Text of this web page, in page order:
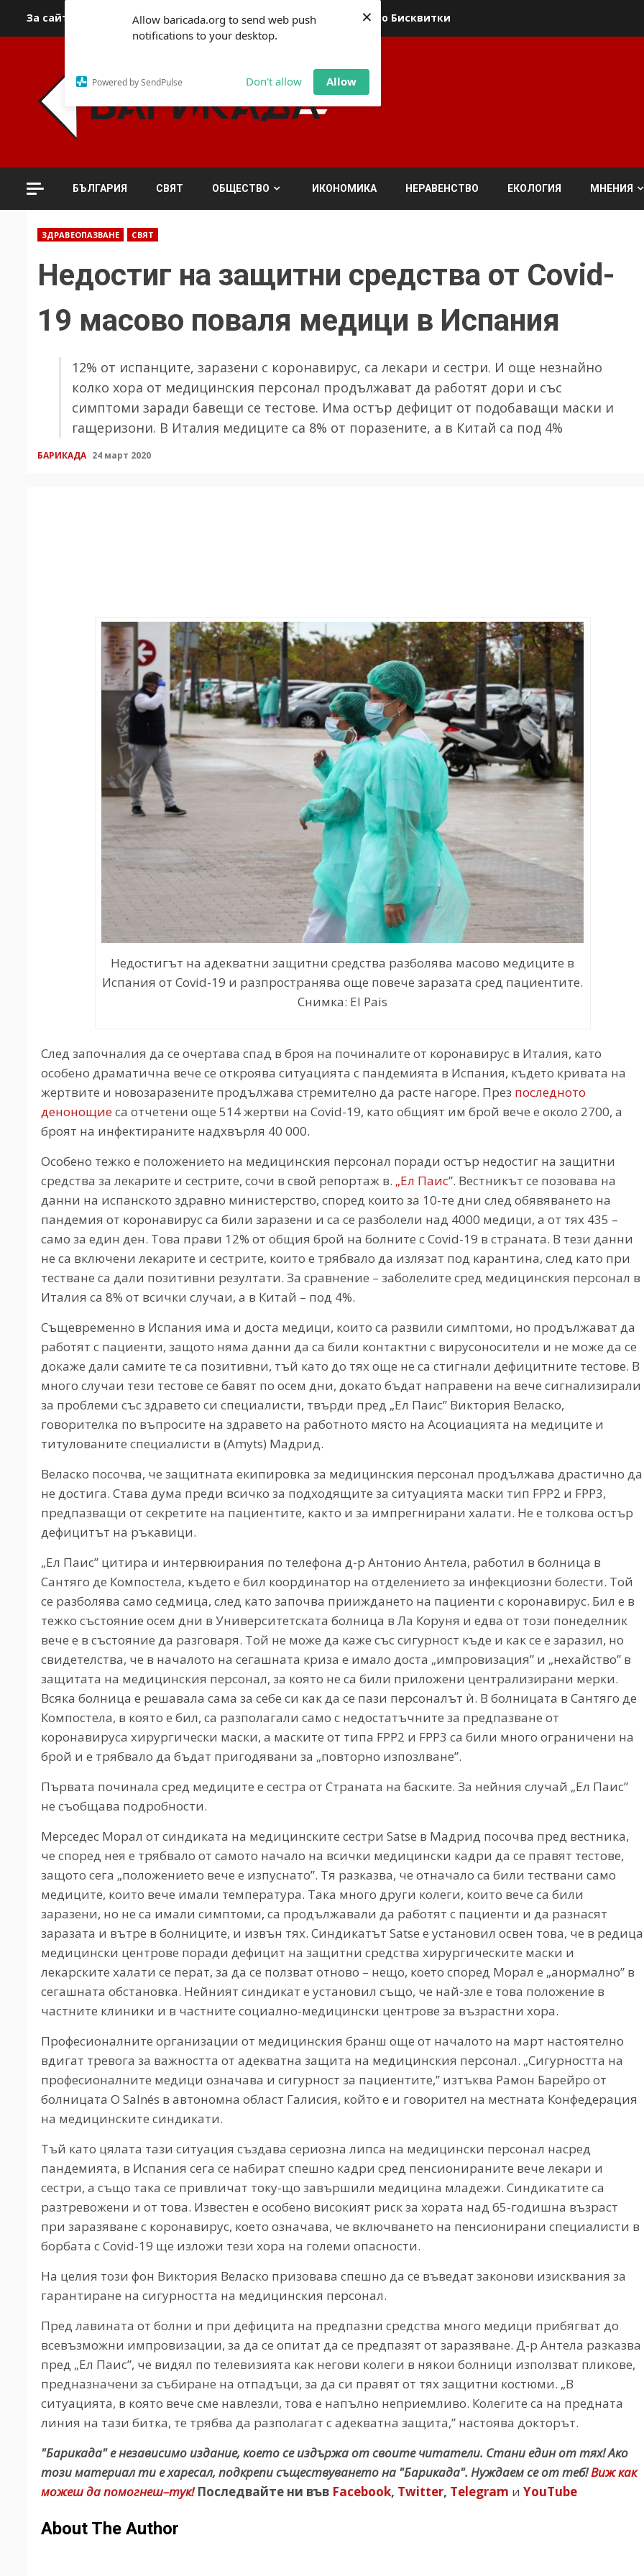
Allow baricada.org to send web push
notifications to your desktop.
Powered by SendPulse Don't allow Allow
×
За сайта За контакти За реклама Политика относно Бисквитки
БЪЛГАРИЯ СВЯТ ОБЩЕСТВО ИКОНОМИКА НЕРАВЕНСТВО ЕКОЛОГИЯ МНЕНИЯ
ЗДРАВЕОПАЗВАНЕ СВЯТ
Недостиг на защитни средства от Covid-
19 масово поваля медици в Испания
12% от испанците, заразени с коронавирус, са лекари и сестри. И още незнайно
колко хора от медицинския персонал продължават да работят дори и със
симптоми заради бавещи се тестове. Има остър дефицит от подобаващи маски и
гащеризони. В Италия медиците са 8% от поразените, а в Китай са под 4%
БАРИКАДА 24 март 2020
Недостигът на адекватни защитни средства разболява масово медиците в
Испания от Covid-19 и разпространява още повече заразата сред пациентите.
Снимка: El Pais
След започналия да се очертава спад в броя на починалите от коронавирус в Италия, като
особено драматична вече се откроява ситуацията с пандемията в Испания, където кривата на
жертвите и новозаразените продължава стремително да расте нагоре. През последното
денонощиеса отчетени още 514 жертви на Covid-19, като общият им брой вече е около 2700, а
броят на инфектираните надхвърля 40 000.
Особено тежко е положението на медицинския персонал поради остър недостиг на защитни
средства за лекарите и сестрите, сочи в свой репортаж в. „Ел Паис”. Вестникът се позовава на
данни на испанското здравно министерство, според които за 10-те дни след обявяването на
пандемия от коронавирус са били заразени и са се разболели над 4000 медици, а от тях 435 –
само за един ден. Това прави 12% от общия брой на болните с Covid-19 в страната. В тези данни
не са включени лекарите и сестрите, които е трябвало да излязат под карантина, след като при
тестване са дали позитивни резултати. За сравнение – заболелите сред медицинския персонал в
Италия са 8% от всички случаи, а в Китай – под 4%.
Същевременно в Испания има и доста медици, които са развили симптоми, но продължават да
работят с пациенти, защото няма данни да са били контактни с вирусоносители и не може да се
докаже дали самите те са позитивни, тъй като до тях още не са стигнали дефицитните тестове. В
много случаи тези тестове се бавят по осем дни, докато бъдат направени на вече сигнализирали
за проблеми със здравето си специалисти, твърди пред „Ел Паис” Виктория Веласко,
говорителка по въпросите на здравето на работното място на Асоциацията на медиците и
титулованите специалисти в (Amyts) Мадрид.
Веласко посочва, че защитната екипировка за медицинския персонал продължава драстично да
не достига. Става дума преди всичко за подходящите за ситуацията маски тип FPP2 и FPP3,
предпазващи от секретите на пациентите, както и за импрегнирани халати. Не е толкова остър
дефицитът на ръкавици.
„Ел Паис” цитира и интервюирания по телефона д-р Антонио Антела, работил в болница в
Сантяго де Компостела, където е бил координатор на отделението за инфекциозни болести. Той
се разболява само седмица, след като започва прииждането на пациенти с коронавирус. Бил е в
тежко състояние осем дни в Университетската болница в Ла Коруня и едва от този понеделник
вече е в състояние да разговаря. Той не може да каже със сигурност къде и как се е заразил, но
свидетелства, че в началото на сегашната криза е имало доста „импровизация” и „нехайство” в
защитата на медицинския персонал, за която не са били приложени централизирани мерки.
Всяка болница е решавала сама за себе си как да се пази персоналът ѝ. В болницата в Сантяго де
Компостела, в която е бил, са разполагали само с недостатъчните за предпазване от
коронавируса хирургически маски, а маските от типа FPP2 и FPP3 са били много ограничени на
брой и е трябвало да бъдат пригодявани за „повторно изпозлване”.
Първата починала сред медиците е сестра от Страната на баските. За нейния случай „Ел Паис”
не съобщава подробности.
Мерседес Морал от синдиката на медицинските сестри Satse в Мадрид посочва пред вестника,
че според нея е трябвало от самото начало на всички медицински кадри да се правят тестове,
защото сега „положението вече е изпуснато”. Тя разказва, че отначало са били тествани само
медиците, които вече имали температура. Така много други колеги, които вече са били
заразени, но не са имали симптоми, са продължавали да работят с пациенти и да разнасят
заразата и вътре в болниците, и извън тях. Синдикатът Satse е установил освен това, че в редица
медицински центрове поради дефицит на защитни средства хирургическите маски и
лекарските халати се перат, за да се ползват отново – нещо, което според Морал е „анормално” в
сегашната обстановка. Нейният синдикат е установил също, че най-зле е това положение в
частните клиники и в частните социално-медицински центрове за възрастни хора.
Професионалните организации от медицинския бранш още от началото на март настоятелно
вдигат тревога за важността от адекватна защита на медицинския персонал. „Сигурността на
професионалните медици означава и сигурност за пациентите,” изтъква Рамон Барейро от
болницата O Salnés в автономна област Галисия, който е и говорител на местната Конфедерация
на медицинските синдикати.
Тъй като цялата тази ситуация създава сериозна липса на медицински персонал насред
пандемията, в Испания сега се набират спешно кадри сред пенсионираните вече лекари и
сестри, а също така се привличат току-що завършили медицина младежи. Синдикатите са
разтревожени и от това. Известен е особено високият риск за хората над 65-годишна възраст
при заразяване с коронавирус, което означава, че включването на пенсионирани специалисти в
борбата с Covid-19 ще изложи тези хора на големи опасности.
На целия този фон Виктория Веласко призовава спешно да се въведат законови изисквания за
гарантиране на сигурността на медицинския персонал.
Пред лавината от болни и при дефицита на предпазни средства много медици прибягват до
всевъзможни импровизации, за да се опитат да се предпазят от заразяване. Д-р Антела разказва
пред „Ел Паис”, че видял по телевизията как негови колеги в някои болници използват пликове,
предназначени за събиране на отпадъци, за да си правят от тях защитни костюми. „В
ситуацията, в която вече сме навлезли, това е напълно неприемливо. Колегите са на предната
линия на тази битка, те трябва да разполагат с адекватна защита,” настоява докторът.
"Барикада" е независимо издание, което се издържа от своите читатели. Стани един от тях! Ако
този материал ти е харесал, подкрепи съществуването на "Барикада". Нуждаем се от теб!Виж как
можеш да помогнеш–тук! Последвайте ни във Facebook, Twitter, Telegram и YouTube
About The Author